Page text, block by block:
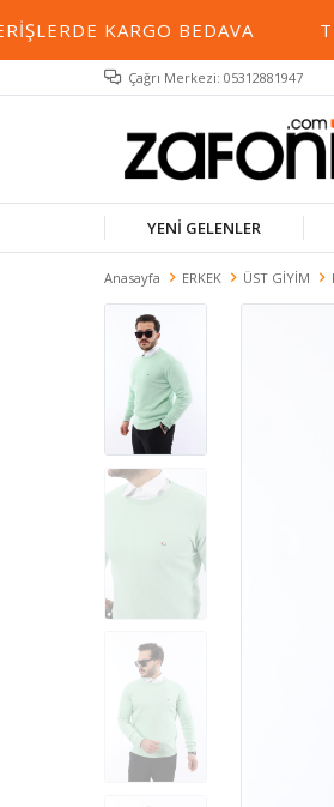
KARGO BEDAVA
Çağrı Merkezi: 05312881947
YENİ GELENLER
Anasayfa ERKEK ÜST GİYİM